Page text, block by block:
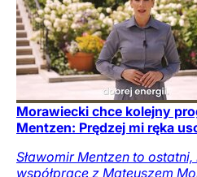
Morawiecki chce kolejny
Mentzen: Prędzej mi ręka
Sławomir Mentzen to
współpracę z Mateuszem